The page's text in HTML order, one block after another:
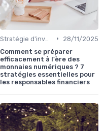
•
28/11/2025
Comment se préparer
efficacement à l'ère des
monnaies numériques ? 7
stratégies essentielles pour
les responsables financiers